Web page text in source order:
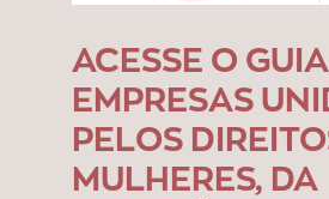
ACESSE O GUIA
EMPRESAS
PELOS
MULHERES, DA